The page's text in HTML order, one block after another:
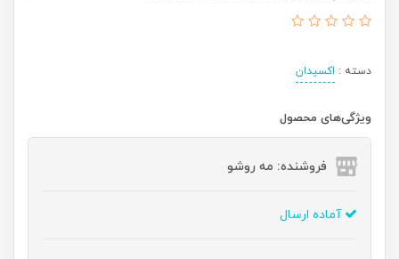
دسته : اکسیدان
ویژگی‌های محصول
فروشنده: مه رو‌شو
آماده ارسال